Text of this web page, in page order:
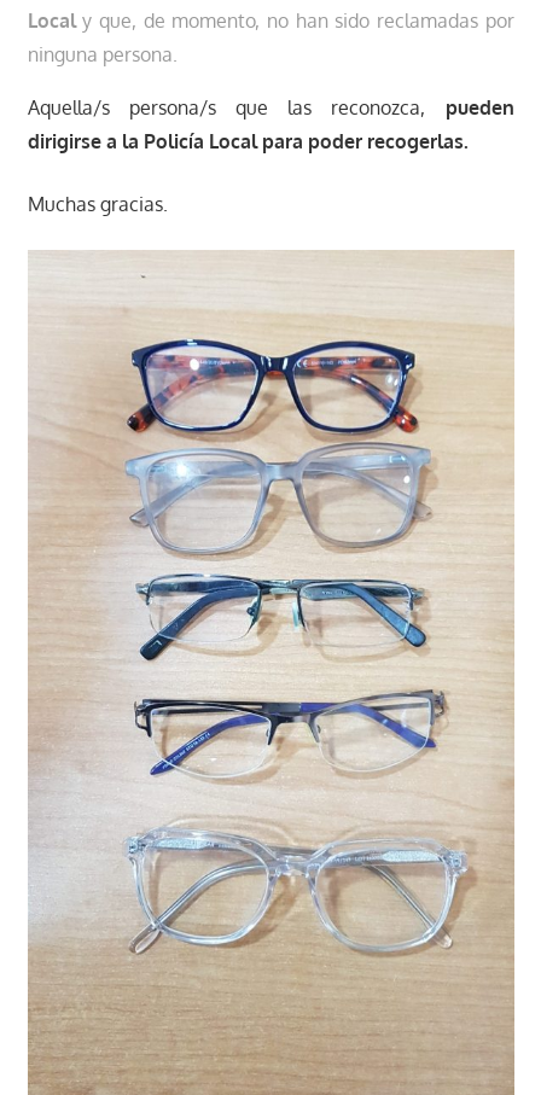
Localy que, de momento, no han sido reclamadas por
ninguna persona.
Aquella/s persona/s que las reconozca, pueden
dirigirse a la Policía Local para poder recogerlas.
Muchas gracias.